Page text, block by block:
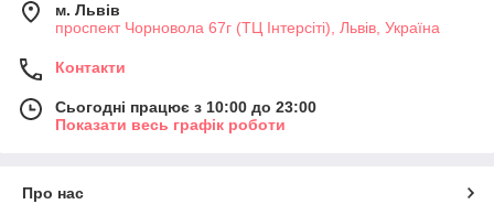
м. Львів
проспект Чорновола 67г (ТЦ Інтерсіті), Львів, Україна
Контакти
Сьогодні працює з 10:00 до 23:00
Показати весь графік роботи
Про нас